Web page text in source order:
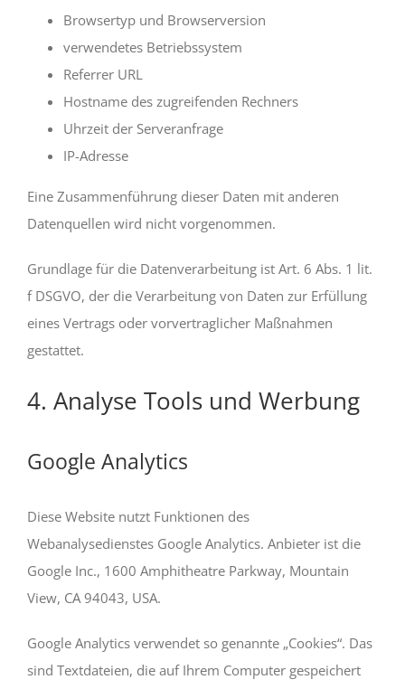
Browsertyp und Browserversion
verwendetes Betriebssystem
Referrer URL
Hostname des zugreifenden Rechners
Uhrzeit der Serveranfrage
IP-Adresse
Eine Zusammenführung dieser Daten mit anderen
Datenquellen wird nicht vorgenommen.
Grundlage für die Datenverarbeitung ist Art. 6 Abs. 1 lit.
f DSGVO, der die Verarbeitung von Daten zur Erfüllung
eines Vertrags oder vorvertraglicher Maßnahmen
gestattet.
4. Analyse Tools und Werbung
Google Analytics
Diese Website nutzt Funktionen des
Webanalysedienstes Google Analytics. Anbieter ist die
Google Inc., 1600 Amphitheatre Parkway, Mountain
View, CA 94043, USA.
Google Analytics verwendet so genannte „Cookies“. Das
sind Textdateien, die auf Ihrem Computer gespeichert